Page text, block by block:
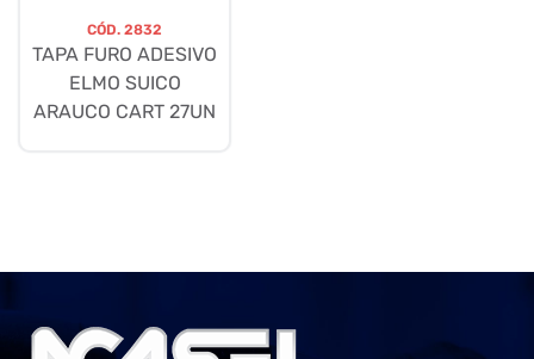
CÓD. 2832
TAPA FURO ADESIVO
ELMO SUICO
ARAUCO CART 27UN